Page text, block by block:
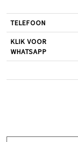
TELEFOON
KLIK VOOR
WHATSAPP